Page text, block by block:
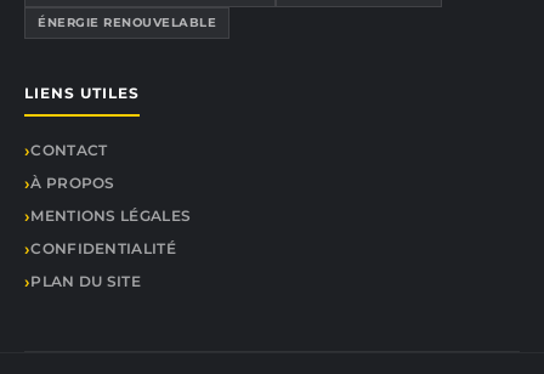
ÉNERGIE RENOUVELABLE
LIENS UTILES
CONTACT
À PROPOS
MENTIONS LÉGALES
CONFIDENTIALITÉ
PLAN DU SITE